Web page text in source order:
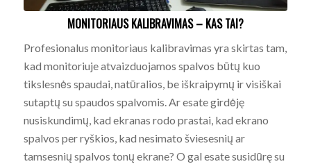
MONITORIAUS KALIBRAVIMAS – KAS TAI?
Profesionalus monitoriaus kalibravimas yra skirtas tam,
kad monitoriuje atvaizduojamos spalvos būtų kuo
tikslesnės spaudai, natūralios, be iškraipymų ir visiškai
sutaptų su spaudos spalvomis. Ar esate girdėję
nusiskundimų, kad ekranas rodo prastai, kad ekrano
spalvos per ryškios, kad nesimato šviesesnių ar
tamsesnių spalvos tonų ekrane? O gal esate susidūrę su